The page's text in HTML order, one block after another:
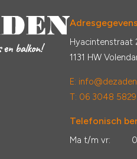
Adresgegevens
Hyacintenstraat
1131 HW
E:
T: 06 3048 5829
Telefonisch
Ma t/m vr: